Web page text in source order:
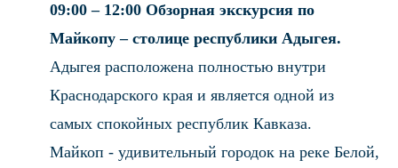
09:00 – 12:00 Обзорная экскурсия по
Майкопу – столице республики Адыгея.
Адыгея расположена полностью внутри
Краснодарского края и является одной из
самых спокойных республик Кавказа.
Майкоп - удивительный городок на реке Белой,